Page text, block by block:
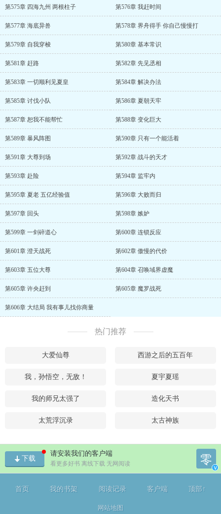
第575章 四海九州 两根柱子 第576章 我赶时间
第577章 海底异兽 第578章 界舟得手 你自己慢慢打
第579章 自我穿梭 第580章 基本常识
第581章 赶路 第582章 先见丞相
第583章 一切顺利见夏皇 第584章 解决办法
第585章 讨伐小队 第586章 夏朝天牢
第587章 恕我不能帮忙 第588章 变化巨大
第589章 暴风阵图 第590章 只有一个能活着
第591章 大尊到场 第592章 战斗的天才
第593章 赴险 第594章 监牢内
第595章 夏老 五亿经验值 第596章 大败而归
第597章 回头 第598章 嫉妒
第599章 一剑碎道心 第600章 连锁反应
第601章 澄天战死 第602章 傲慢的代价
第603章 五位大尊 第604章 召唤域界虚魔
第605章 许央赶到 第605章 魔罗战死
第606章 大结局 我有事儿找你商量
热门推荐
大爱仙尊 西游之后的五百年
我，孙悟空，无敌！ 夏宇夏瑶
我的师兄太强了 造化天书
太荒浮沉录 太古神族
下载
请安装我们的客户端
看更多好书 离线下载 无网阅读 零
v
首页 我的书架 阅读记录 客户端 顶部↑
网站地图